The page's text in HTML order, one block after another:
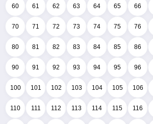
60 61 62 63 64 65 66
70 71 72 73 74 75 76
80 81 82 83 84 85 86
90 91 92 93 94 95 96
100 101 102 103 104 105 106
110 111 112 113 114 115 116